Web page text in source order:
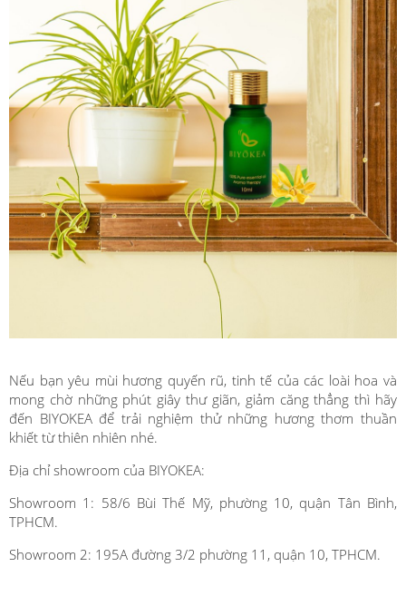
Nếu bạn yêu mùi hương quyến rũ, tinh tế của các loài hoa và
mong chờ những phút giây thư giãn, giảm căng thẳng thì hãy
đến BIYOKEA để trải nghiệm thử những hương thơm thuần
khiết từ thiên nhiên nhé.
Địa chỉ showroom của BIYOKEA:
Showroom 1: 58/6 Bùi Thế Mỹ, phường 10, quận Tân Bình,
TPHCM.
Showroom 2: 195A đường 3/2 phường 11, quận 10, TPHCM.